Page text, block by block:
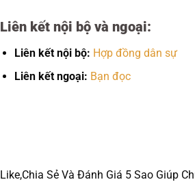
Liên kết nội bộ và ngoại:
Liên kết nội bộ: Hợp đồng dân sự
Liên kết ngoại: Bạn đọc
Like,Chia Sẻ Và Đánh Giá 5 Sao Giúp